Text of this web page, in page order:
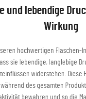
und lebendige
Wirkung
hochwertigen
sie lebendige, langlebige
widerstehen.
des gesamten
bewahren und so die